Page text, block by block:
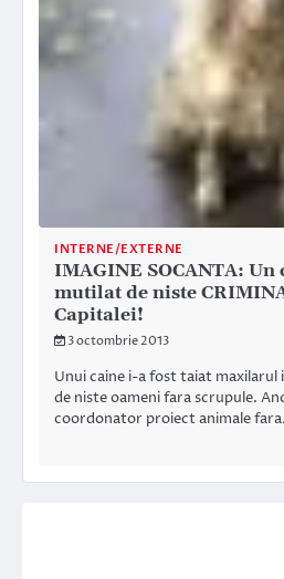
INTERNE/EXTERNE
IMAGINE SOCANTA: Un
mutilat de niste
Capitalei!
3 octombrie 2013
Unui caine i-a fost taiat
de niste oameni fara scrupule.
coordonator proiect animale